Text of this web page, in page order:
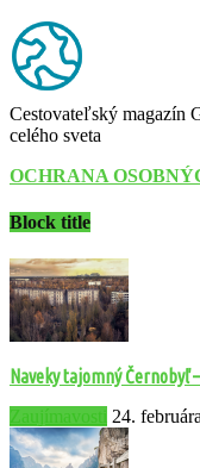
Cestovateľský magazín
celého sveta
OCHRANA
Block title
Naveky tajomný Černobyľ
Zaujímavosti 24.